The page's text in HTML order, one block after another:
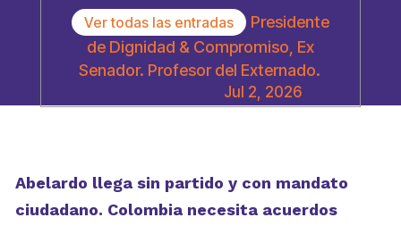
Ver todas las entradas
Presidente
de Dignidad & Compromiso, Ex
Senador. Profesor del Externado.
Jul 2, 2026
Abelardo llega sin partido y con mandato
ciudadano. Colombia necesita acuerdos